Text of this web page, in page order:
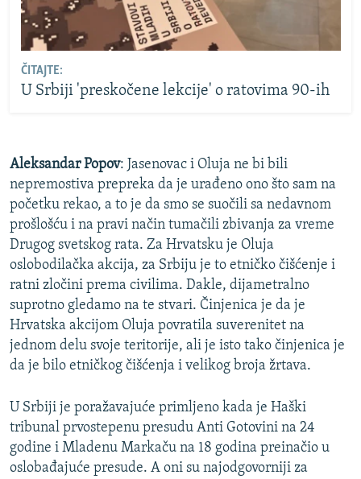
ČITAJTE:
U Srbiji 'preskočene lekcije' o ratovima 90-ih
Aleksandar Popov: Jasenovac i Oluja ne bi bili
nepremostiva prepreka da je urađeno ono što sam na
početku rekao, a to je da smo se suočili sa nedavnom
prošlošću i na pravi način tumačili zbivanja za vreme
Drugog svetskog rata. Za Hrvatsku je Oluja
oslobodilačka akcija, za Srbiju je to etničko čišćenje i
ratni zločini prema civilima. Dakle, dijametralno
suprotno gledamo na te stvari. Činjenica je da je
Hrvatska akcijom Oluja povratila suverenitet na
jednom delu svoje teritorije, ali je isto tako činjenica je
da je bilo etničkog čišćenja i velikog broja žrtava.
U Srbiji je poražavajuće primljeno kada je Haški
tribunal prvostepenu presudu Anti Gotovini na 24
godine i Mladenu Markaču na 18 godina preinačio u
oslobađajuće presude. A oni su najodgovorniji za